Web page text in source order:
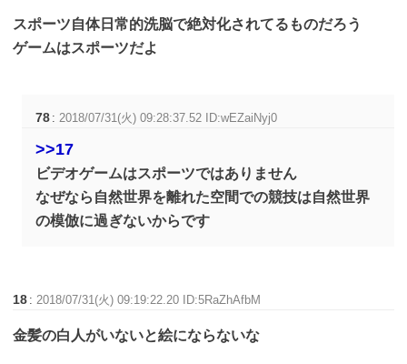
スポーツ自体日常的洗脳で絶対化されてるものだろう
ゲームはスポーツだよ
78 :2018/07/31(火) 09:28:37.52 ID:wEZaiNyj0
>>17
ビデオゲームはスポーツではありません
なぜなら自然世界を離れた空間での競技は自然世界
の模倣に過ぎないからです
18 :2018/07/31(火) 09:19:22.20 ID:5RaZhAfbM
金髪の白人がいないと絵にならないな